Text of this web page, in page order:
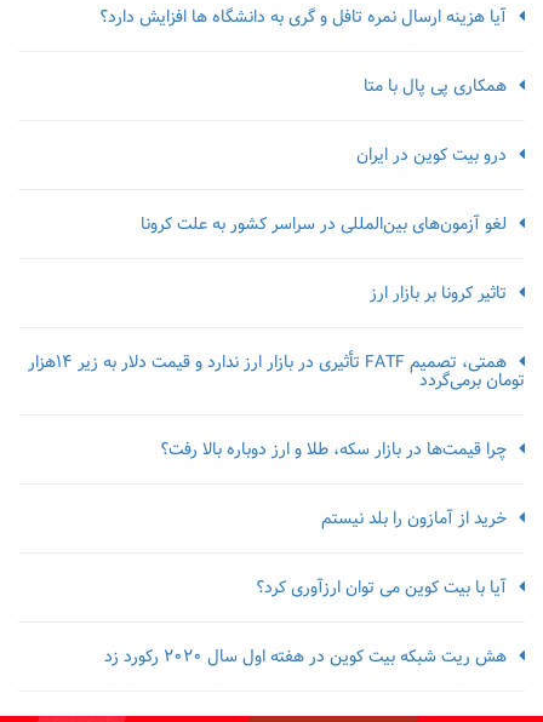
آیا هزینه ارسال نمره تافل و گری به دانشگاه ها افزایش دارد؟
همکاری پی پال با متا
درو بیت کوین در ایران
لغو آزمون‌‌های بین‌المللی در سراسر کشور به علت کرونا
تاثیر کرونا بر بازار ارز
همتی، تصمیم FATF تأثیری در بازار ارز ندارد و قیمت دلار به زیر ۱۴هزار
تومان برمی‌گردد
چرا قیمت‌ها در بازار سکه، طلا و ارز دوباره بالا رفت؟
خرید از آمازون را بلد نیستم
آیا با بیت کوین می توان ارزآوری کرد؟
هش ریت شبکه بیت کوین در هفته اول سال 2020 رکورد زد